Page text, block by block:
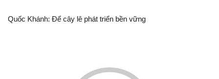
Quốc Khánh: Để cây lê phát triển bền vững